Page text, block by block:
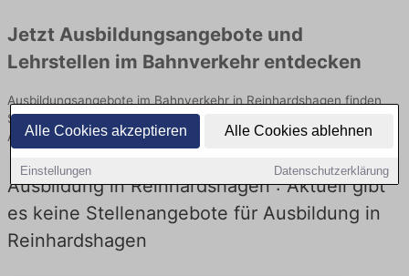
Alle Cookies akzeptieren Alle Cookies ablehnen
Einstellungen Datenschutzerklärung
Jetzt Ausbildungsangebote und
Lehrstellen im Bahnverkehr entdecken
Ausbildungsangebote im Bahnverkehr in Reinhardshagen finden
Sie von namhaften Firmen. Entdecken Sie freie Optionen von Top-
Arbeitgebern und bewerben Sie sich noch heute.
Ausbildung in Reinhardshagen : Aktuell gibt
es keine Stellenangebote für Ausbildung in
Reinhardshagen